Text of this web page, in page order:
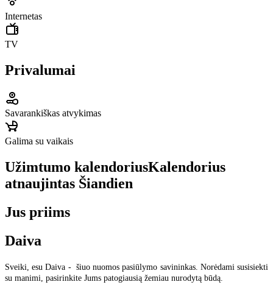
Internetas
TV
Privalumai
Savarankiškas atvykimas
Galima su vaikais
Užimtumo kalendoriusKalendorius
atnaujintas Šiandien
Jus priims
Daiva
Sveiki, esu Daiva - šiuo nuomos pasiūlymo savininkas. Norėdami susisiekti
su manimi, pasirinkite Jums patogiausią žemiau nurodytą būdą.